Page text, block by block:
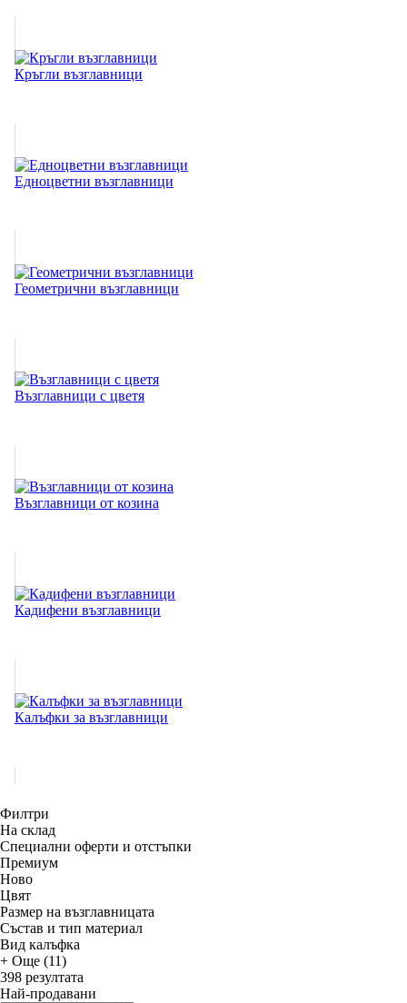
Кръгли възглавници
Едноцветни възглавници
Геометрични възглавници
Възглавници с цветя
Възглавници от козина
Кадифени възглавници
Калъфки за възглавници
Филтри
На склад
Специални оферти и отстъпки
Премиум
Новo
Цвят
Размер на възглавницата
Състав и тип материал
Вид калъфка
+ Още (11)
398 резултата
Най-продавани